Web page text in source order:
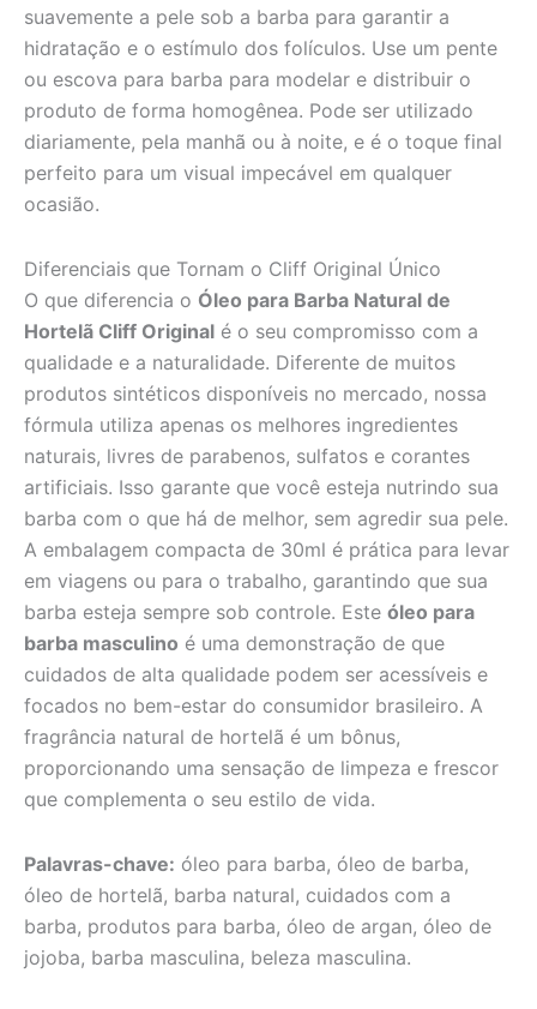
suavemente a pele sob a barba para garantir a
hidratação e o estímulo dos folículos. Use um pente
ou escova para barba para modelar e distribuir o
produto de forma homogênea. Pode ser utilizado
diariamente, pela manhã ou à noite, e é o toque final
perfeito para um visual impecável em qualquer
ocasião.
Diferenciais que Tornam o Cliff Original Único
O que diferencia o Óleo para Barba Natural de
Hortelã Cliff Original é o seu compromisso com a
qualidade e a naturalidade. Diferente de muitos
produtos sintéticos disponíveis no mercado, nossa
fórmula utiliza apenas os melhores ingredientes
naturais, livres de parabenos, sulfatos e corantes
artificiais. Isso garante que você esteja nutrindo sua
barba com o que há de melhor, sem agredir sua pele.
A embalagem compacta de 30ml é prática para levar
em viagens ou para o trabalho, garantindo que sua
barba esteja sempre sob controle. Este óleo para
barba masculino é uma demonstração de que
cuidados de alta qualidade podem ser acessíveis e
focados no bem-estar do consumidor brasileiro. A
fragrância natural de hortelã é um bônus,
proporcionando uma sensação de limpeza e frescor
que complementa o seu estilo de vida.
Palavras-chave: óleo para barba, óleo de barba,
óleo de hortelã, barba natural, cuidados com a
barba, produtos para barba, óleo de argan, óleo de
jojoba, barba masculina, beleza masculina.